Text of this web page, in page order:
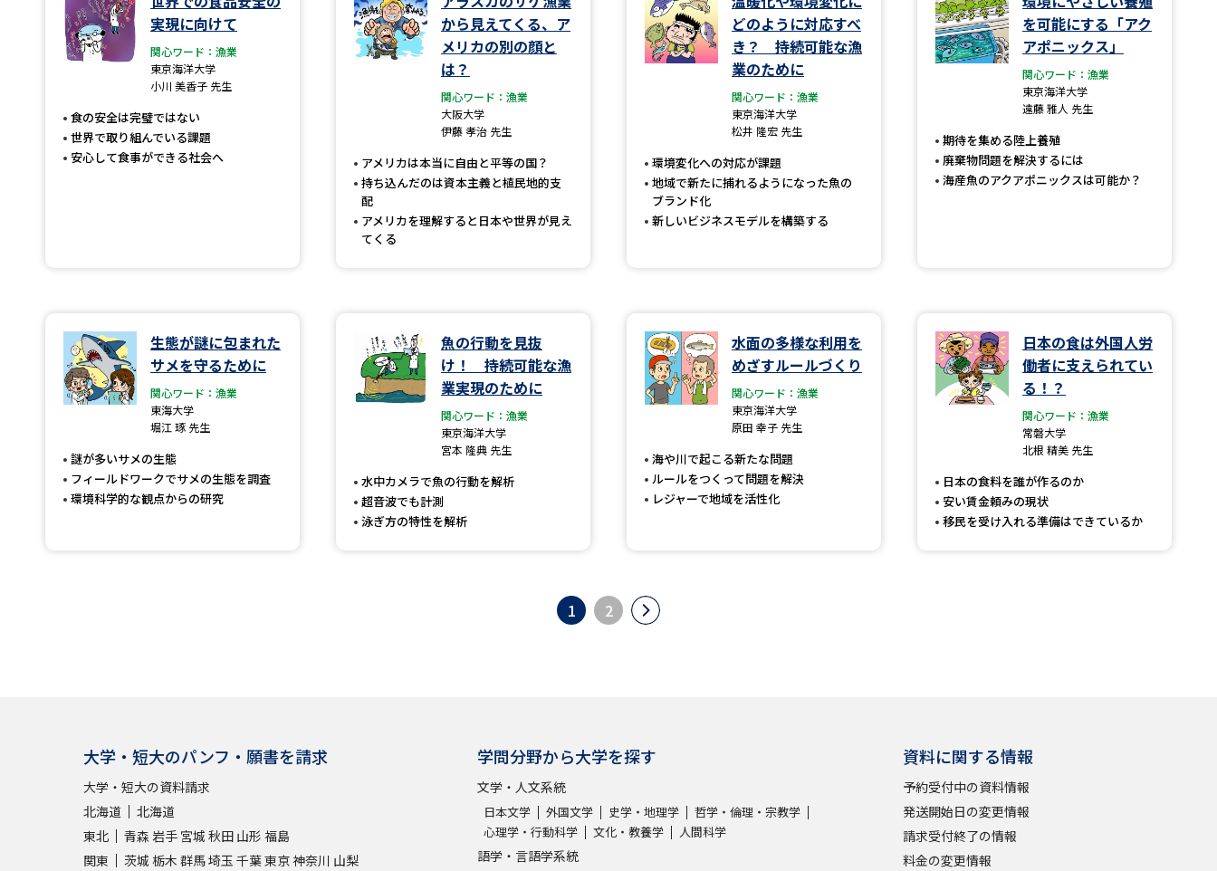
学問発見 学問検索
大学で学びたい学問発見
学問の教科書 夢ナビライブ
ユーザーサポート
個人情報取扱規定
特定商取引表記 お問合せ先 テレメール進学カタログ
訂正のご案内
受験情報リンク
実現に向けて
関心ワード：漁業
東京海洋大学
小川 美香子 先生
食の安全は完璧ではない
世界で取り組んでいる課題
安心して食事ができる社会へ
から見えてくる、ア
メリカの別の顔と
は？
関心ワード：漁業
大阪大学
伊藤 孝治 先生
アメリカは本当に自由と平等の国？
持ち込んだのは資本主義と植民地的支
配
アメリカを理解すると日本や世界が見え
てくる
どのように対応すべ
き？ 持続可能な漁
業のために
関心ワード：漁業
東京海洋大学
松井 隆宏 先生
環境変化への対応が課題
地域で新たに捕れるようになった魚の
ブランド化
新しいビジネスモデルを構築する
を可能にする「アク
アポニックス」
関心ワード：漁業
東京海洋大学
遠藤 雅人 先生
期待を集める陸上養殖
廃棄物問題を解決するには
海産魚のアクアポニックスは可能か？
生態が謎に包まれた
サメを守るために
関心ワード：漁業
東海大学
堀江 琢 先生
謎が多いサメの生態
フィールドワークでサメの生態を調査
環境科学的な観点からの研究
魚の行動を見抜
け！ 持続可能な漁
業実現のために
関心ワード：漁業
東京海洋大学
宮本 隆典 先生
水中カメラで魚の行動を解析
超音波でも計測
泳ぎ方の特性を解析
水面の多様な利用を
めざすルールづくり
関心ワード：漁業
東京海洋大学
原田 幸子 先生
海や川で起こる新たな問題
ルールをつくって問題を解決
レジャーで地域を活性化
日本の食は外国人労
働者に支えられてい
る！？
関心ワード：漁業
常磐大学
北根 精美 先生
日本の食料を誰が作るのか
安い賃金頼みの現状
移民を受け入れる準備はできているか
1 2
大学・短大のパンフ・願書を請求
大学・短大の資料請求
北海道
北海道
東北
青森 岩手 宮城 秋田 山形 福島
関東
茨城 栃木 群馬埼玉 千葉東京神奈川 山梨
学問分野から大学を探す
文学・人文系統
日本文学 外国文学 史学・地理学
哲学・倫理・宗教学
心理学・行動科学
文化・教養学 人間科学
語学・言語学系統
資料に関する情報
予約受付中の資料情報
発送開始日の変更情報
請求受付終了の情報
料金の変更情報